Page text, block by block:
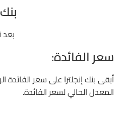
بعد
سعر الفائدة:
المعدل الحالي لسعر الفائدة.